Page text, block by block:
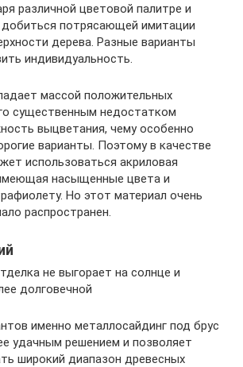
различной цветовой палитре и
добиться потрясающей имитации
дерева. Разные варианты
индивидуальность.
массой положительных
существенным недостатком
выцветания, чему особенно
варианты. Поэтому в качестве
использоваться акриловая
насыщенные цвета и
Но этот материал очень
распространен.
не выгорает на солнце и
долговечной
именно металлосайдинг под брус
удачным решением и позволяет
широкий диапазон древесных